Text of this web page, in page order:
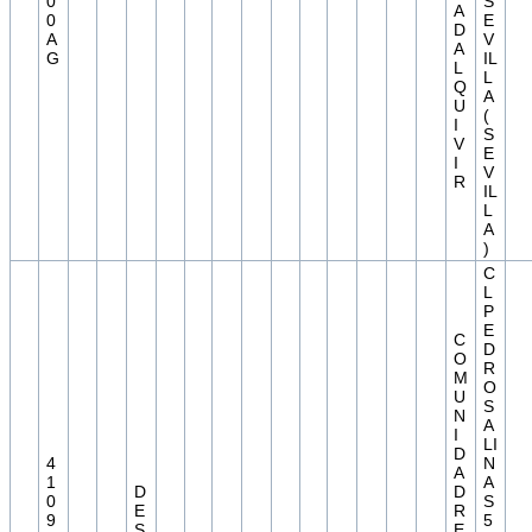
0
A
G
A
D
A
L
Q
U
I
V
I
R
E
V
IL
L
A
(
S
E
V
IL
L
A
)
4
1
0
9
D
E
C
O
M
U
N
I
D
A
D
R
C
L
P
E
D
R
O
S
A
LI
N
A
S
5